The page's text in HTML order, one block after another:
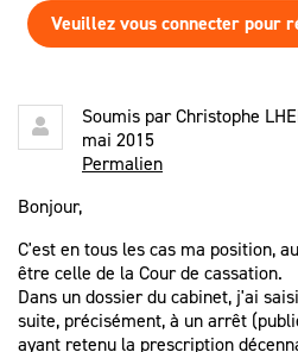
Veuillez vous connecter pour
Soumis parChristophe
mai 2015
Permalien
Bonjour,
C'est en tous les cas ma position,
être celle de la Cour de cassation.
Dans un dossier du cabinet, j'ai
suite, précisément, à un arrêt
ayant retenu la prescription